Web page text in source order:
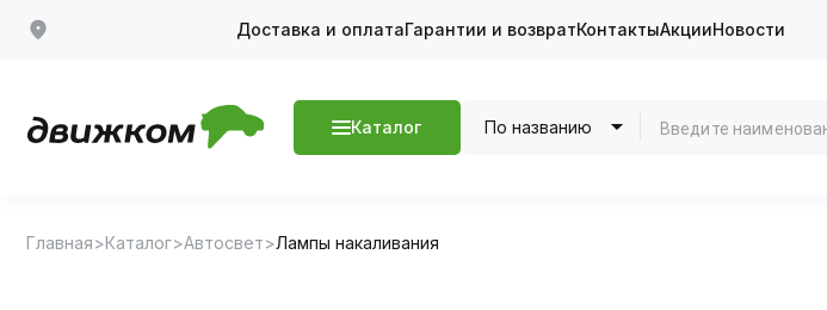
Доставка и оплатаГарантии и возвратКонтактыАкцииНовости
Каталог По названию
Главная Каталог Автосвет Лампы накаливания